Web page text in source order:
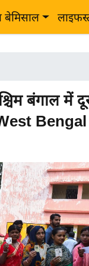
बेमिसाल
बंगाल में
Bengal